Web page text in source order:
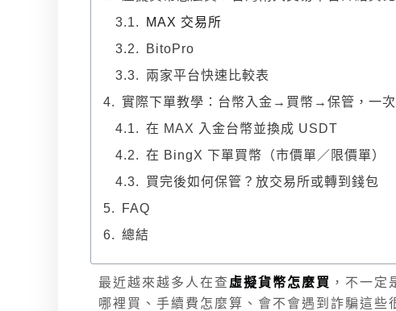
MAX 交易所
BitoPro
兩家平台快速比較表
實際下單教學：台幣入金→買幣→保管，一
在 MAX 入金台幣並換成 USDT
在 BingX 下單買幣（市價單／限價單）
買完後如何保管？放交易所或轉到錢包
FAQ
總結
最近越來越多人在查 虛擬貨幣怎麼買 ，不一定
哪裡買、手續費怎麼算、會不會遇到詐騙這